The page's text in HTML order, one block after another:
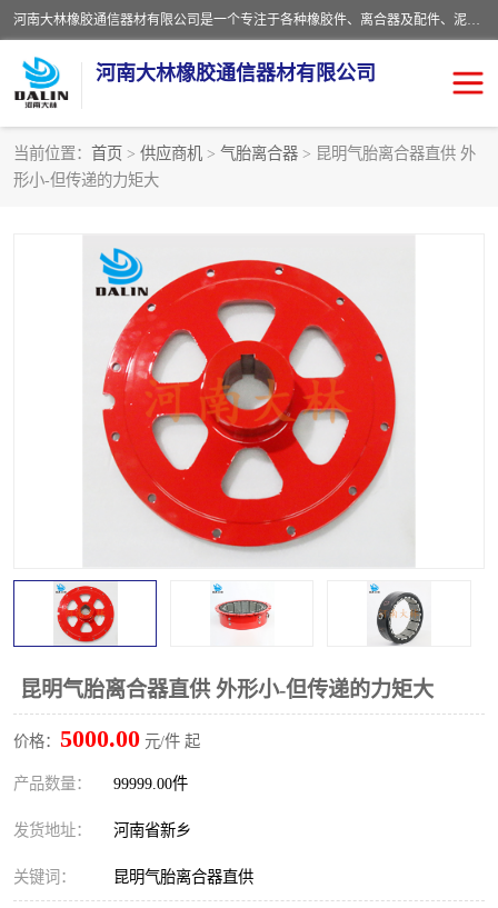
河南大林橡胶通信器材有限公司是一个专注于各种橡胶件、离合器及配件、泥浆泵及配件等产品设计制造和加工的企业。产品应用于矿山、冶金、石油、钢铁、化工、水泥、船舶、造纸、通用机械等各种大功率机械传动或制动装置。
河南大林橡胶通信器材有限公司
当前位置： 首页 > 供应商机 > 气胎离合器 > 昆明气胎离合器直供 外
形小-但传递的力矩大
昆明气胎离合器直供 外形小-但传递的力矩大
价格： 5000.00 元/件 起
产品数量： 99999.00件
发货地址： 河南省新乡
关键词： 昆明气胎离合器直供
推盘离合器
VC离合器
PO隔膜离合器 气胎离合器
泥浆泵空气包胶囊 气动元件
DY隔膜式离合器 CB离合器
实芯轮胎
联轴器
橡胶件 液力端配件